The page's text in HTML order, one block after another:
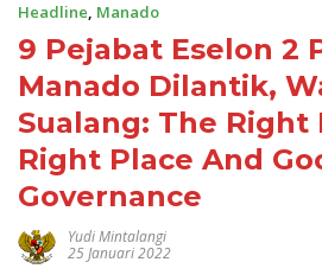
Headline, Manado
9 Pejabat Eselon 2
Manado Dilantik,
Sualang: The Right
Right Place And
Governance
Yudi Mintalangi
25 Januari 2022